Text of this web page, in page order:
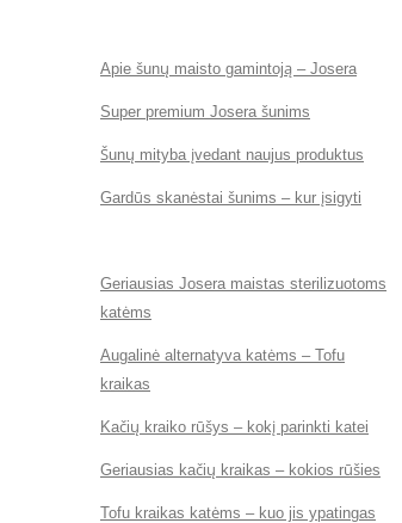
Apie šunų maisto gamintoją – Josera
Super premium Josera šunims
Šunų mityba įvedant naujus produktus
Gardūs skanėstai šunims – kur įsigyti
Geriausias Josera maistas sterilizuotoms
katėms
Augalinė alternatyva katėms – Tofu
kraikas
Kačių kraiko rūšys – kokį parinkti katei
Geriausias kačių kraikas – kokios rūšies
Tofu kraikas katėms – kuo jis ypatingas